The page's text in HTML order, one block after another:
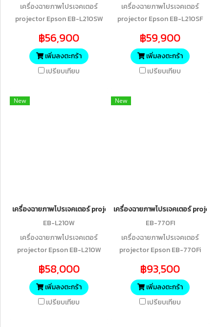
เครื่องฉายภาพโปรเจคเตอร์
projector Epson EB-L210SW
Throw Projector (4,000
lumens)
฿56,900
เพิ่มลงตะกร้า
เปรียบเทียบ
เครื่องฉายภาพโปรเจคเตอร์
projector Epson EB-L210SF
lumens) Short Throw Laser
Projector
฿59,900
เพิ่มลงตะกร้า
เปรียบเทียบ
New
เครื่องฉายภาพโปรเจคเตอร์ projector Epson EB-L210W 3LCD
EB-L210W
เครื่องฉายภาพโปรเจคเตอร์
projector Epson EB-L210W
Laser Projector with Built-in
Wireless
฿58,000
เพิ่มลงตะกร้า
เปรียบเทียบ
New
เครื่องฉายภาพโปรเจคเตอร์
EB-770FI
เครื่องฉายภาพโปรเจคเตอร์
projector Epson EB-770Fi
Projector
฿93,500
เพิ่มลงตะกร้า
เปรียบเทียบ